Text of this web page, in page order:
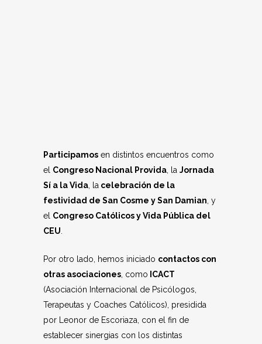
Participamos en distintos encuentros como
el Congreso Nacional Provida , la Jornada
Sí a la Vida , la celebración de la
festividad de San Cosme y San Damian , y
el Congreso Católicos y Vida Pública del
CEU
Por otro lado, hemos iniciado contactos con
otras asociaciones , como ICACT
(Asociación Internacional de Psicólogos,
Terapeutas y Coaches Católicos), presidida
por Leonor de Escoriaza, con el fin de
establecer sinergias con los distintas